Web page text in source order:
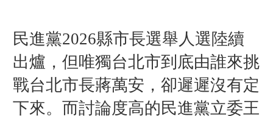
民進黨2026縣市長選舉人選陸續
出爐，但唯獨台北市到底由誰來挑
戰台北市長蔣萬安，卻遲遲沒有定
下來。而討論度高的民進黨立委王